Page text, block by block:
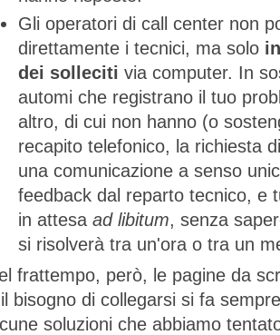
Gli operatori di call center non
direttamente i tecnici, ma solo
dei solleciti via computer. In
automi che registrano il tuo
altro, di cui non hanno (o
recapito telefonico, la richiesta
una comunicazione a senso
feedback dal reparto tecnico, e
in attesa ad libitum, senza
si risolverà tra un'ora o tra un
frattempo, però, le pagine da
bisogno di collegarsi si fa
soluzioni che abbiamo